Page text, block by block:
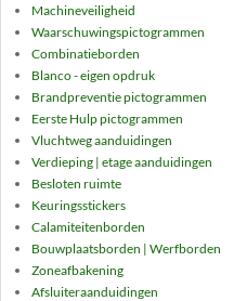
Machineveiligheid
Waarschuwingspictogrammen
Combinatieborden
Blanco - eigen opdruk
Brandpreventie pictogrammen
Eerste Hulp pictogrammen
Vluchtweg aanduidingen
Verdieping | etage aanduidingen
Besloten ruimte
Keuringsstickers
Calamiteitenborden
Bouwplaatsborden | Werfborden
Zoneafbakening
Afsluiteraanduidingen